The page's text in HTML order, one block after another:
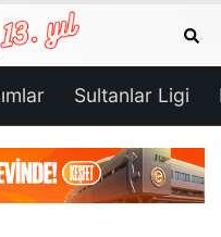
Sultanlar Ligi